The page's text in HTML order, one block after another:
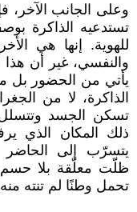
وعلى الجانب
تستدعيه الذاكرة
للهوية. إنها هي
والنفسي، غير أن هذا
يأتي من الحضور بل
الذاكرة، لا من
تسكن الجسد
ذلك المكان الذي
يتسرّب إلى
ظلّت معلّقة بلا حسم،
تحمل وطنًا لم تنته